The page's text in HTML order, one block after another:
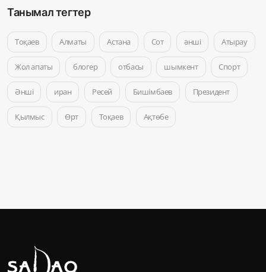
Танымал тегтер
Тоқаев Алматы Астана Сот әнші Атырау
Жол апаты блогер отбасы шымкент Спорт
Әнші иран Ресей Бишімбаев Президент
Қылмыс Өрт Тоқаев Ақтөбе